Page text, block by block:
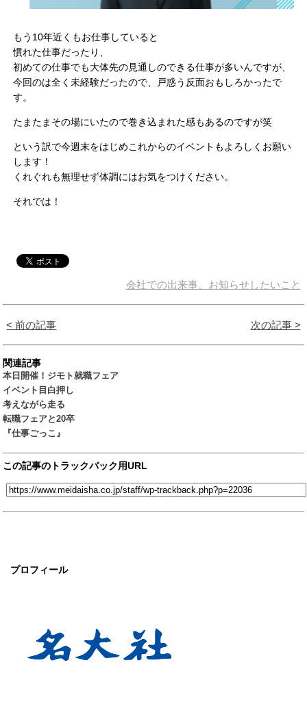
プロフィール
もう10年近くもお仕事していると
慣れた仕事だったり、
初めての仕事でも大体先の見通しのできる仕事が多いんですが、
今回のは全く未経験だったので、戸惑う反面おもしろかったで
す。
たまたまその場にいたので巻き込まれた感もあるのですが笑
という訳で今週末をはじめこれからのイベントもよろしくお願い
します！
くれぐれも無理せず体調にはお気をつけください。
それでは！
会社での出来事、お知らせしたいこと
< 前の記事 次の記事 >
関連記事
本日開催！ジモト就職フェア
イベント目白押し
考えながら走る
転職フェアと20卒
『仕事ごっこ』
この記事のトラックバック用URL